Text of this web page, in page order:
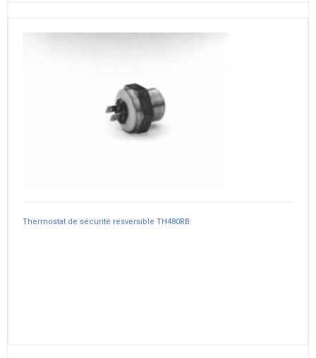
Thermostat de sécurité resversible TH480RB